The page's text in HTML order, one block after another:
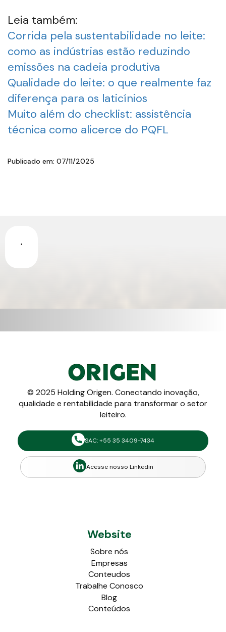
Leia também:
Corrida pela sustentabilidade no leite:
como as indústrias estão reduzindo
emissões na cadeia produtiva
Qualidade do leite: o que realmente faz
diferença para os laticínios
Muito além do checklist: assistência
técnica como alicerce do PQFL
Publicado em: 07/11/2025
'
© 2025 Holding Origen. Conectando inovação,
qualidade e rentabilidade para transformar o setor
leiteiro.
SAC: +55 35 3409-7434
Acesse nosso Linkedin
Website
Sobre nós
Empresas
Conteudos
Trabalhe Conosco
Blog
Conteúdos